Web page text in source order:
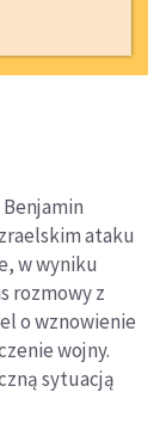
ataku
w wyniku
rozmowy z
o wznowienie
wojny.
sytuacją